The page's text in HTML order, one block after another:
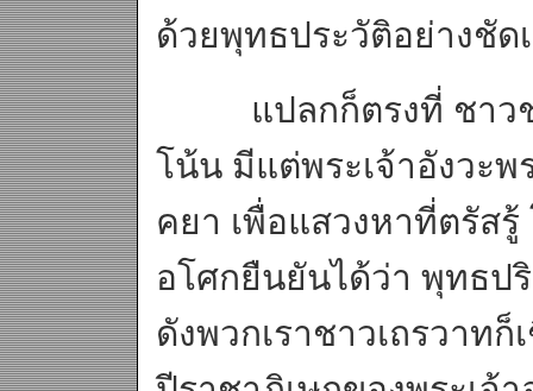
ด้วยพุทธประวัติอย่างชัด
แปลกก็ตรงที่ ชาวชา
โน้น มีแต่พระเจ้าอังวะ
คยา เพื่อแสวงหาที่ตรัส
อโศกยืนยันได้ว่า พุทธ
ดังพวกเราชาวเถรวาท